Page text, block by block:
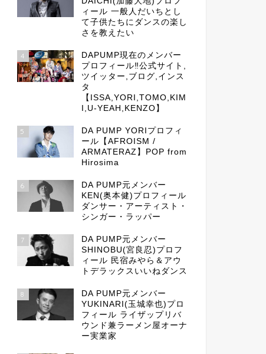
ィール 一般人だいちとし
て子供たちにダンスの楽し
さを教えたい
4
DAPUMP現在のメンバー
プロフィール‼公式サイト,
ツイッター,ブログ,インス
タ
【ISSA,YORI,TOMO,KIM
I,U-YEAH,KENZO】
5
DA PUMP YORIプロフィ
ール【AFROISM /
ARMATERAZ】POP from
Hirosima
6
DA PUMP元メンバー
KEN(奥本健)プロフィール
ダンサー・アーティスト・
シンガー・ラッパー
7
DA PUMP元メンバー
SHINOBU(宮良忍)プロフ
ィール 民宿みやら＆アウ
トデラックスいいねダンス
8
DA PUMP元メンバー
YUKINARI(玉城幸也)プロ
フィール ライザップリバ
ウンド兼ラーメン屋オーナ
ー実業家